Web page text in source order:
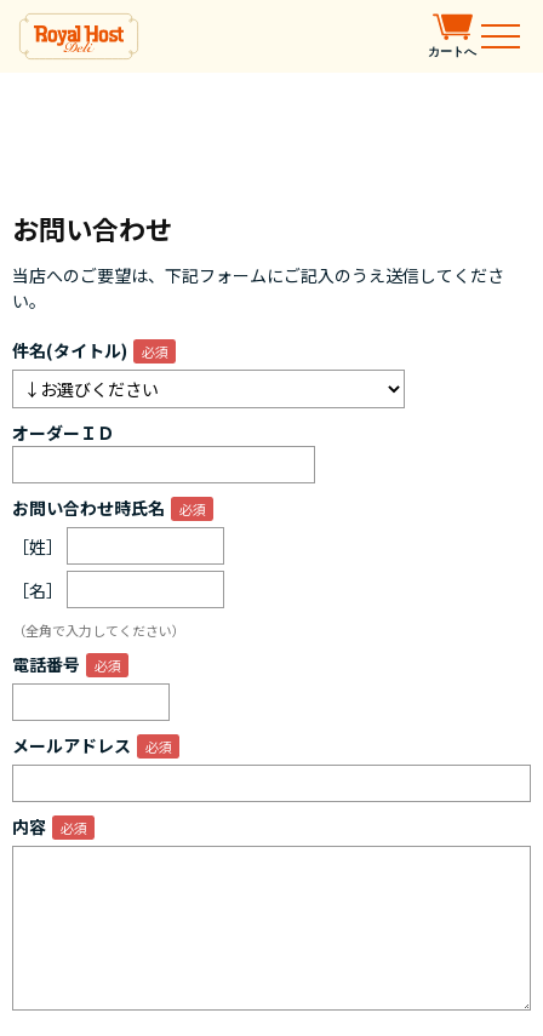
カートへ
お問い合わせ
当店へのご要望は、下記フォームにご記入のうえ送信してくださ
い。
件名(タイトル)
オーダーＩＤ
お問い合わせ時氏名
［姓］
［名］
（全角で入力してください）
電話番号
メールアドレス
内容